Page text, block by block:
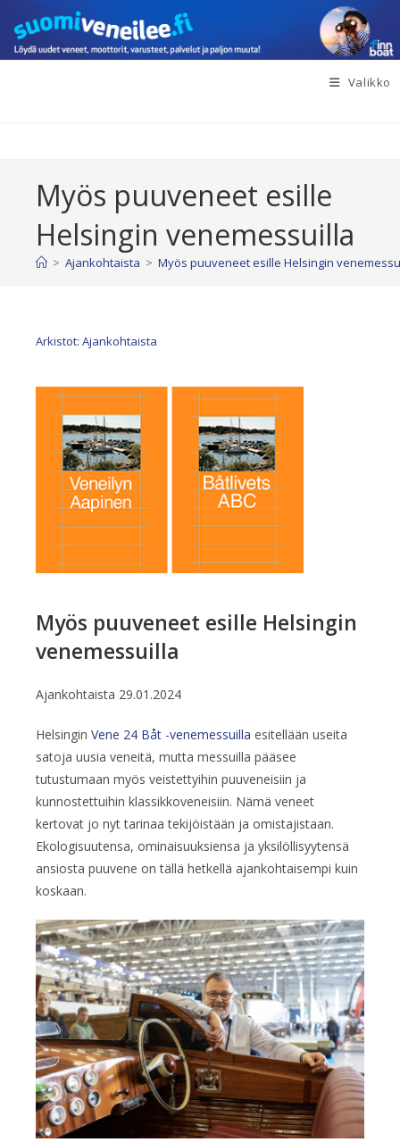
suoraan
sisältöön
Valikko
Myös puuveneet esille
Helsingin venemessuilla
> Ajankohtaista > Myös puuveneet esille Helsingin
Arkistot: Ajankohtaista
Myös puuveneet esille Helsingin
venemessuilla
Ajankohtaista 29.01.2024
Helsingin Vene 24 Båt -venemessuilla esitellään useita
satoja uusia veneitä, mutta messuilla pääsee
tutustumaan myös veistettyihin puuveneisiin ja
kunnostettuihin klassikkoveneisiin. Nämä veneet
kertovat jo nyt tarinaa tekijöistään ja omistajistaan.
Ekologisuutensa, ominaisuuksiensa ja yksilöllisyytensä
ansiosta puuvene on tällä hetkellä ajankohtaisempi kuin
koskaan.